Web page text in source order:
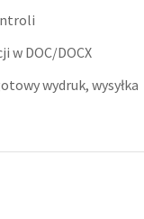
w DOC/DOCX
wydruk, wysyłka